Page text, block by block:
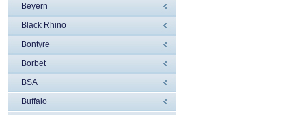
Beyern
Black Rhino
Bontyre
Borbet
BSA
Buffalo